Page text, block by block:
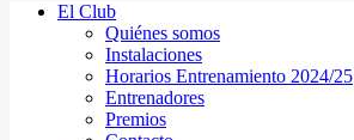
El Club
Quiénes somos
Instalaciones
Horarios Entrenamiento 2024/25
Entrenadores
Premios